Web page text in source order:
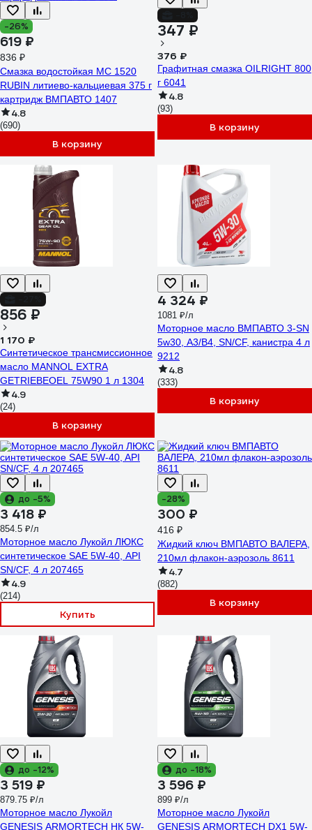
-26%
619 ₽
836 ₽
Смазка водостойкая МС 1520
RUBIN литиево-кальциевая 375 г
картридж ВМПАВТО 1407
4.8
(690)
В корзину
347 ₽
376 ₽
Графитная смазка OILRIGHT 800
г 6041
4.8
(93)
В корзину
856 ₽
1 170 ₽
Синтетическое трансмиссионное
масло MANNOL EXTRA
GETRIEBEOEL 75W90 1 л 1304
4.9
(24)
В корзину
4 324 ₽
1081 ₽/л
Моторное масло ВМПАВТО 3-SN
5w30, A3/B4, SN/CF, канистра 4 л
9212
4.8
(333)
В корзину
до -5%
3 418 ₽
854.5 ₽/л
Моторное масло Лукойл ЛЮКС
синтетическое SAE 5W-40, API
SN/CF, 4 л 207465
4.9
(214)
Купить
-28%
300 ₽
416 ₽
Жидкий ключ ВМПАВТО ВАЛЕРА,
210мл флакон-аэрозоль 8611
4.7
(882)
В корзину
до -12%
3 519 ₽
879.75 ₽/л
Моторное масло Лукойл
GENESIS ARMORTECH НК 5W-
до -18%
3 596 ₽
899 ₽/л
Моторное масло Лукойл
GENESIS ARMORTECH DX1 5W-